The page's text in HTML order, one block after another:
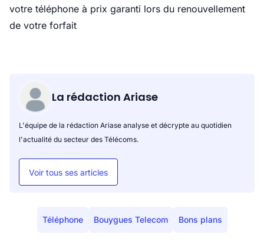
votre téléphone à prix garanti lors du renouvellement
de votre forfait
La rédaction Ariase
L'équipe de la rédaction Ariase analyse et décrypte au quotidien
l'actualité du secteur des Télécoms.
Voir tous ses articles
Téléphone Bouygues Telecom Bons plans